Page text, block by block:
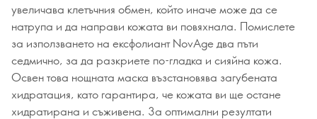
увеличава клетъчния обмен, който иначе може да се
натрупа и да направи кожата ви повяхнала. Помислете
за използването на ексфолиант NovAge два пъти
седмично, за да разкриете по-гладка и сияйна кожа.
Освен това нощната маска възстановява загубената
хидратация, като гарантира, че кожата ви ще остане
хидратирана и съживена. За оптимални резултати